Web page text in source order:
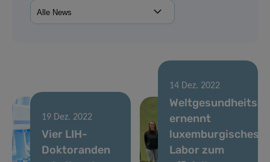
19 Dez. 2022
Vier LIH-
Doktoranden
14 Dez. 2022
ernennt
luxemburgisches
Labor zum